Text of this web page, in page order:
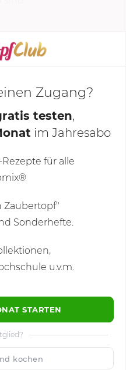
STARTEN
Zugang?
testen,
im Jahresabo
für alle
Zaubertopf"
Sonderhefte.
u.v.m.
STARTEN
kochen
Speichern